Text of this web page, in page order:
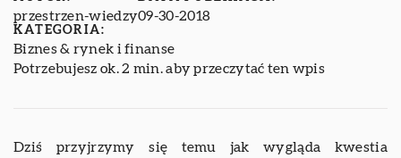
przestrzen-wiedzy09-30-2018
KATEGORIA:
Biznes & rynek i finanse
Potrzebujesz ok. 2 min. aby przeczytać ten wpis
Dziś przyjrzymy się temu jak wygląda kwestia